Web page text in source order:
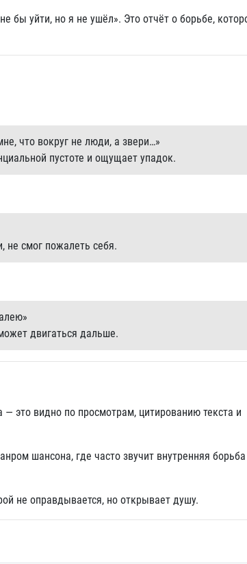
бы уйти, но я не ушёл». Это отчёт о борьбе,
что вокруг не люди, а звери…»
пустоте и ощущает упадок.
не смог пожалеть себя.
двигаться дальше.
это видно по просмотрам, цитированию текста и
шансона, где часто звучит внутренняя
не оправдывается, но открывает душу.